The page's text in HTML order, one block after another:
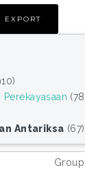
Antariksa (67)